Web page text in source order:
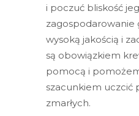
i poczuć bliskość
zagospodarowanie
wysoką jakością i
są obowiązkiem
pomocą i
szacunkiem uczcić
zmarłych.